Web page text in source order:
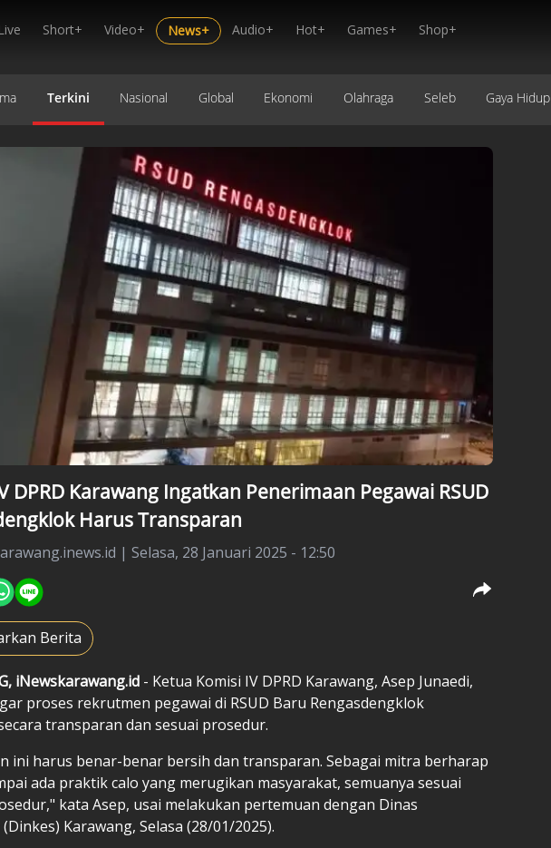
Short+ Video+ News+ Audio+ Hot+ Games+ Shop+
Terkini Nasional Global Ekonomi Olahraga Seleb Gaya Hidup
DPRD Karawang Ingatkan Penerimaan Pegawai RSUD
Harus Transparan
| Selasa, 28 Januari 2025 - 12:50
Berita
iNewskarawang.id - Ketua Komisi IV DPRD Karawang, Asep Junaedi,
proses rekrutmen pegawai di RSUD Baru Rengasdengklok
transparan dan sesuai prosedur.
ini harus benar-benar bersih dan transparan. Sebagai mitra berharap
ada praktik calo yang merugikan masyarakat, semuanya sesuai
kata Asep, usai melakukan pertemuan dengan Dinas
Karawang, Selasa (28/01/2025).